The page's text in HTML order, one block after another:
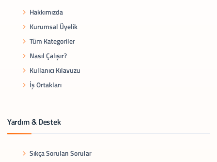
Hakkımızda
Kurumsal Üyelik
Tüm Kategoriler
Nasıl Çalışır?
Kullanıcı Kılavuzu
İş Ortakları
Yardım & Destek
Sıkça Sorulan Sorular